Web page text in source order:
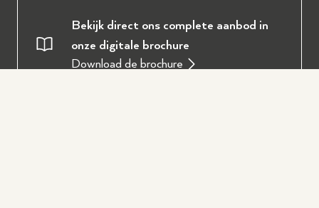
Bekijk direct ons complete aanbod in
onze digitale brochure
Download de brochure